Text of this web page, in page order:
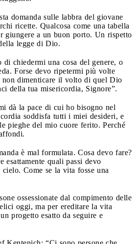
domanda sulle labbra del giovane
ricette. Qualcosa come una tabella
giungere a un buon porto. Un rispetto
legge di Dio.
chiedermi una cosa del genere, o
Forse devo ripetermi più volte
non dimenticare il volto di quel Dio
della tua misericordia, Signore”.
dà la pace di cui ho bisogno nel
soddisfa tutti i miei desideri, e
pieghe del mio cuore ferito. Perché
è mal formulata. Cosa devo fare?
esattamente quali passi devo
Come se la vita fosse una
ossessionate dal compimento delle
oggi, ma per ereditare la vita
progetto esatto da seguire e